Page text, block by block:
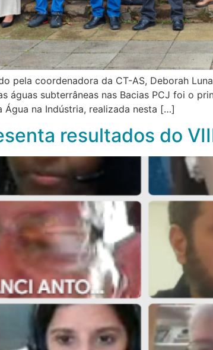
pela coordenadora da CT-AS, Deborah
águas subterrâneas nas Bacias PCJ foi o
Água na Indústria, realizada nesta […]
resultados do